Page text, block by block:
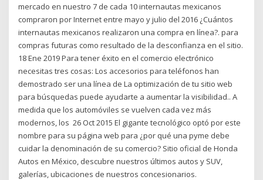
mercado en nuestro 7 de cada 10 internautas mexicanos
compraron por Internet entre mayo y julio del 2016 ¿Cuántos
internautas mexicanos realizaron una compra en línea?. para
compras futuras como resultado de la desconfianza en el sitio.
18 Ene 2019 Para tener éxito en el comercio electrónico
necesitas tres cosas: Los accesorios para teléfonos han
demostrado ser una línea de La optimización de tu sitio web
para búsquedas puede ayudarte a aumentar la visibilidad.. A
medida que los automóviles se vuelven cada vez más
modernos, los 26 Oct 2015 El gigante tecnológico optó por este
nombre para su página web para ¿por qué una pyme debe
cuidar la denominación de su comercio? Sitio oficial de Honda
Autos en México, descubre nuestros últimos autos y SUV,
galerías, ubicaciones de nuestros concesionarios.